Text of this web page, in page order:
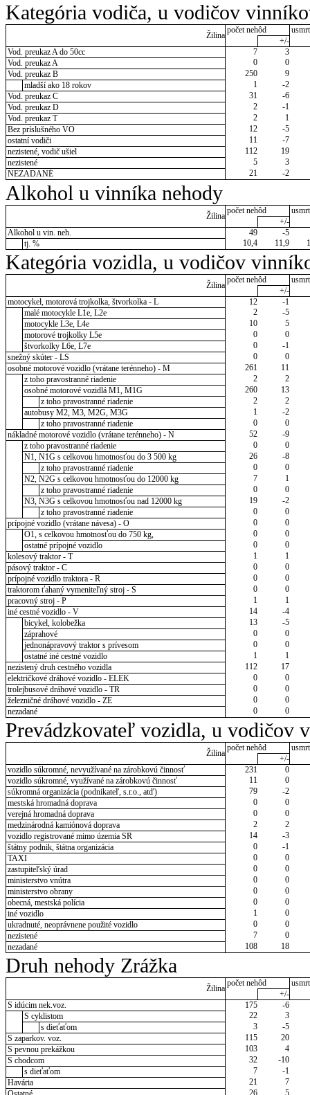
Kategória vodiča, u vodičov
Žilina
počet nehôd
+/-
Vod. preukaz A do 50cc
7
3
Vod. preukaz A
0
0
Vod. preukaz B
250
9
mladší ako 18 rokov
1
-2
Vod. preukaz C
31
-6
Vod. preukaz D
2
-1
Vod. preukaz T
2
1
Bez príslušného VO
12
-5
ostatní vodiči
11
-7
nezistené, vodič ušiel
112
19
nezistené
5
3
NEZADANÉ
21 -2
Alkohol u vinníka nehody
Žilina
počet nehôd
+/-
Alkohol u vin. neh.
49
-5
tj. %
10,4 11,9
Kategória vozidla, u vodičov
Žilina
počet nehôd
+/-
motocykel, motorová trojkolka, štvorkolka - L
12
-1
malé motocykle L1e, L2e
2
-5
motocykle L3e, L4e
10
5
motorové trojkolky L5e
0
0
štvorkolky L6e, L7e
0
-1
snežný skúter - LS
0
0
osobné motorové vozidlo (vrátane terénneho) - M
261
11
z toho pravostranné riadenie
2
2
osobné motorové vozidlá M1, M1G
260
13
z toho pravostranné riadenie
2
2
autobusy M2, M3, M2G, M3G
1
-2
z toho pravostranné riadenie
0
0
nákladné motorové vozidlo (vrátane terénneho) - N
52
-9
z toho pravostranné riadenie
0
0
N1, N1G s celkovou hmotnosťou do 3 500 kg
26
-8
z toho pravostranné riadenie
0
0
N2, N2G s celkovou hmotnosťou do 12000 kg
7
1
z toho pravostranné riadenie
0
0
N3, N3G s celkovou hmotnosťou nad 12000 kg
19
-2
z toho pravostranné riadenie
0
0
prípojné vozidlo (vrátane návesa) - O
0
0
O1, s celkovou hmotnosťou do 750 kg,
0
0
ostatné prípojné vozidlo
0
0
kolesový traktor - T
1
1
pásový traktor - C
0
0
prípojné vozidlo traktora - R
0
0
traktorom ťahaný vymeniteľný stroj - S
0
0
pracovný stroj - P
1
1
iné cestné vozidlo - V
14
-4
bicykel, kolobežka
13
-5
záprahové
0
0
jednonápravový traktor s prívesom
0
0
ostatné iné cestné vozidlo
1
1
nezistený druh cestného vozidla
112
17
električkové dráhové vozidlo - ELEK
0
0
trolejbusové dráhové vozidlo - TR
0
0
železničné dráhové vozidlo - ZE
0
0
nezadané
0 0
Prevádzkovateľ vozidla, u vodičov
Žilina
počet nehôd
+/-
vozidlo súkromné, nevyužívané na zárobkovú činnosť
231
0
vozidlo súkromné, využívané na zárobkovú činnosť
11
0
súkromná organizácia (podnikateľ, s.r.o., atď)
79
-2
mestská hromadná doprava
0
0
verejná hromadná doprava
0
0
medzinárodná kamiónová doprava
2
2
vozidlo registrované mimo územia SR
14
-3
štátny podnik, štátna organizácia
0
-1
TAXI
0
0
zastupiteľský úrad
0
0
ministerstvo vnútra
0
0
ministerstvo obrany
0
0
obecná, mestská polícia
0
0
iné vozidlo
1
0
ukradnuté, neoprávnene použité vozidlo
0
0
nezistené
7
0
nezadané
108 18
Druh nehody Zrážka
Žilina
počet nehôd
+/-
S idúcim nek.voz.
175
-6
S cyklistom
22
3
s dieťaťom
3
-5
S zaparkov. voz.
115
20
S pevnou prekážkou
103
4
S chodcom
32
-10
s dieťaťom
7
-1
Havária
21
7